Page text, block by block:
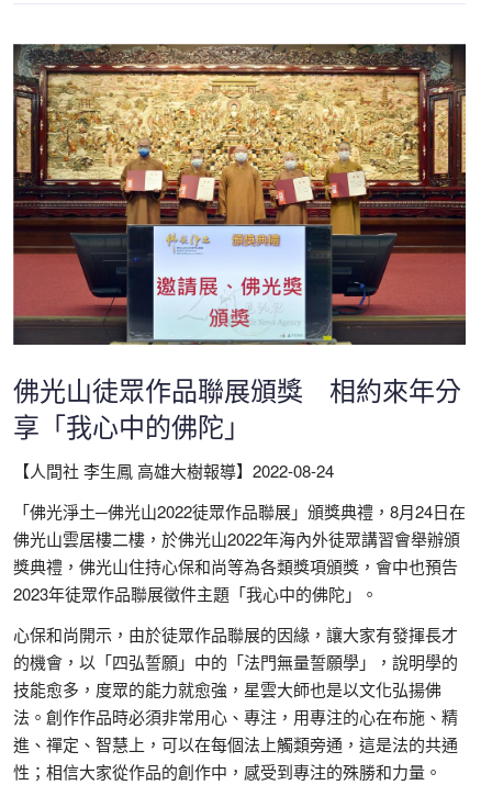
佛光山徒眾作品聯展頒獎 相約來年分
享「我心中的佛陀」
【人間社 李生鳳 高雄大樹報導】2022-08-24
「佛光淨土─佛光山2022徒眾作品聯展」頒獎典禮，8月24日在
佛光山雲居樓二樓，於佛光山2022年海內外徒眾講習會舉辦頒
獎典禮，佛光山住持心保和尚等為各類獎項頒獎，會中也預告
2023年徒眾作品聯展徵件主題「我心中的佛陀」。
心保和尚開示，由於徒眾作品聯展的因緣，讓大家有發揮長才
的機會，以「四弘誓願」中的「法門無量誓願學」，說明學的
技能愈多，度眾的能力就愈強，星雲大師也是以文化弘揚佛
法。創作作品時必須非常用心、專注，用專注的心在布施、精
進、禪定、智慧上，可以在每個法上觸類旁通，這是法的共通
性；相信大家從作品的創作中，感受到專注的殊勝和力量。